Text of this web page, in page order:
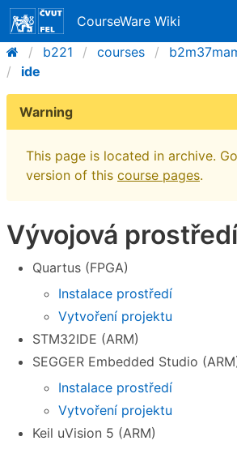
CourseWare Wiki
b221
courses
ide
Warning
This page is located in archive.
version of this course pages.
Vývojová prostředí
Quartus (FPGA)
Instalace prostředí
Vytvoření projektu
STM32IDE (ARM)
SEGGER Embedded Studio
Instalace prostředí
Vytvoření projektu
Keil uVision 5 (ARM)